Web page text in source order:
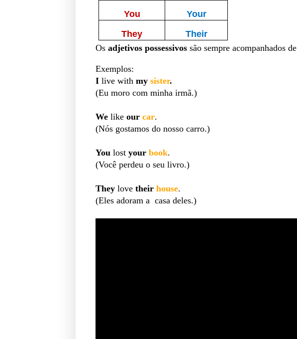
You
Your
They
Their
Os adjetivos possessivos são sempre acompanhados de
Exemplos:
I live with my sister.
(Eu moro com minha irmã.)
We like our car.
(Nós gostamos do nosso carro.)
You lost your book.
(Você perdeu o seu livro.)
They love their house.
(Eles adoram a casa deles.)